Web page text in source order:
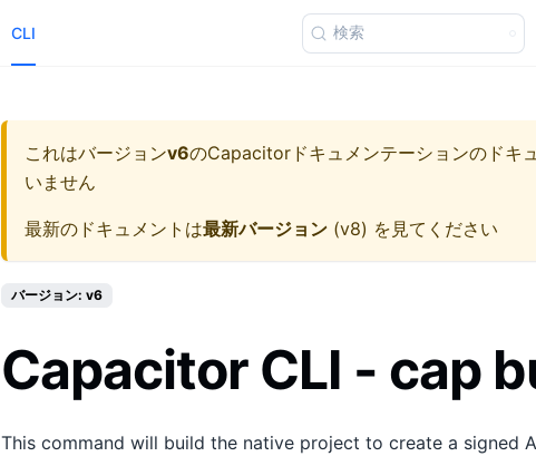
CLI 検索
これはバージョンv6のCapacitorドキュメンテーションのドキ
いません
最新のドキュメントは最新バージョン (v8) を見てください
バージョン: v6
Capacitor CLI - cap
This command will build the native project to create a signed